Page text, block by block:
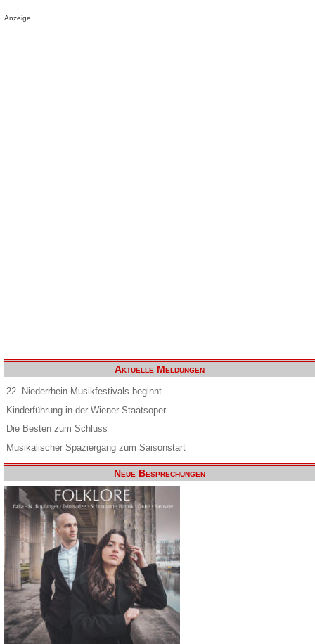
Anzeige
Aktuelle Meldungen
22. Niederrhein Musikfestivals beginnt
Kinderführung in der Wiener Staatsoper
Die Besten zum Schluss
Musikalischer Spaziergang zum Saisonstart
Neue Besprechungen